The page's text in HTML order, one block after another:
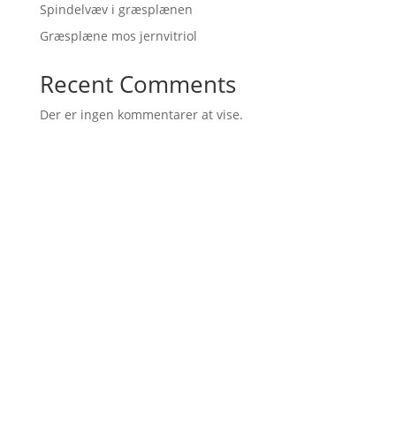
Spindelvæv i græsplænen
Græsplæne mos jernvitriol
Recent Comments
Der er ingen kommentarer at vise.